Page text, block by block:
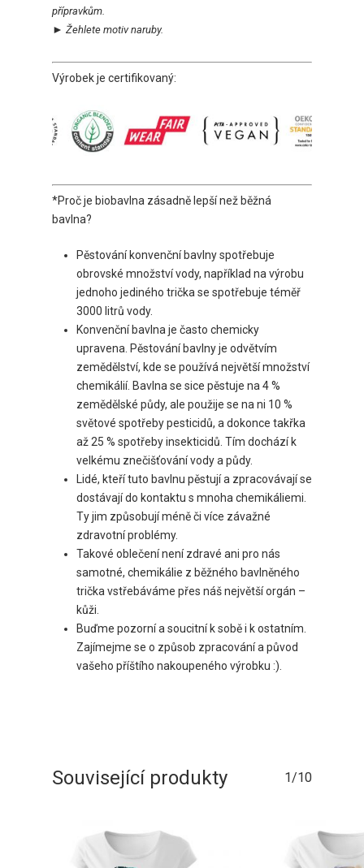
přípravkům.
► Žehlete motiv naruby.
Výrobek je certifikovaný:
*Proč je biobavlna zásadně lepší než běžná
bavlna?
Pěstování konvenční bavlny spotřebuje
obrovské množství vody, například na výrobu
jednoho jediného trička se spotřebuje téměř
3000 litrů vody.
Konvenční bavlna je často chemicky
upravena. Pěstování bavlny je odvětvím
zemědělství, kde se používá největší množství
chemikálií. Bavlna se sice pěstuje na 4 %
zemědělské půdy, ale použije se na ni 10 %
světové spotřeby pesticidů, a dokonce takřka
až 25 % spotřeby insekticidů. Tím dochází k
velkému znečišťování vody a půdy.
Lidé, kteří tuto bavlnu pěstují a zpracovávají se
dostávají do kontaktu s mnoha chemikáliemi.
Ty jim způsobují méně či více závažné
zdravotní problémy.
Takové oblečení není zdravé ani pro nás
samotné, chemikálie z běžného bavlněného
trička vstřebáváme přes náš největší orgán –
kůži.
Buďme pozorní a soucitní k sobě i k ostatním.
Zajímejme se o způsob zpracování a původ
vašeho příštího nakoupeného výrobku :).
Související produkty 1/10